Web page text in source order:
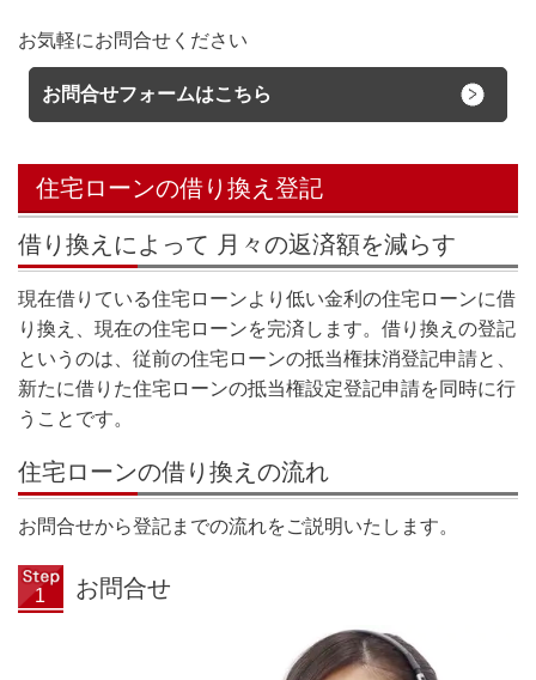
お気軽にお問合せください
お問合せフォームはこちら
住宅ローンの借り換え登記
借り換えによって 月々の返済額を減らす
現在借りている住宅ローンより低い金利の住宅ローンに借
り換え、現在の住宅ローンを完済します。借り換えの登記
というのは、従前の住宅ローンの抵当権抹消登記申請と、
新たに借りた住宅ローンの抵当権設定登記申請を同時に行
うことです。
住宅ローンの借り換えの流れ
お問合せから登記までの流れをご説明いたします。
お問合せ